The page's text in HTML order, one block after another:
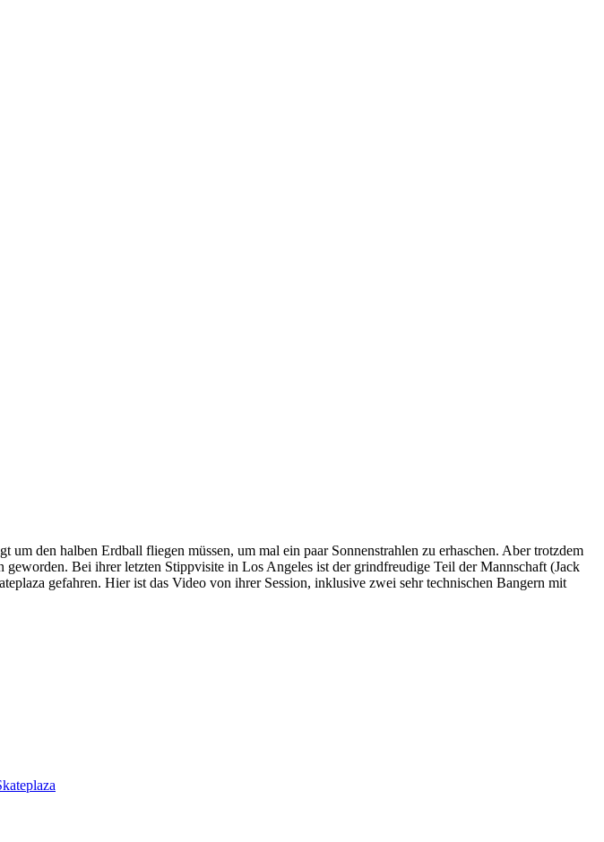
den halben Erdball fliegen müssen, um mal ein paar Sonnenstrahlen zu erhaschen. Aber trotzdem
Bei ihrer letzten Stippvisite in Los Angeles ist der grindfreudige Teil der Mannschaft (Jack
gefahren. Hier ist das Video von ihrer Session, inklusive zwei sehr technischen Bangern mit